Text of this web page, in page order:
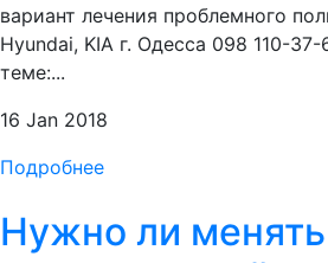
вариант лечения проблемного
Hyundai, KIA г. Одесса 098 110-
теме:...
16 Jan 2018
Подробнее
Нужно ли